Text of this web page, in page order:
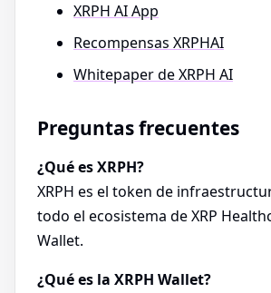
XRPH AI App
Recompensas XRPHAI
Whitepaper de XRPH AI
Preguntas frecuentes
¿Qué es XRPH?
XRPH es el token de
todo el ecosistema de XRP
Wallet.
¿Qué es la XRPH Wallet?